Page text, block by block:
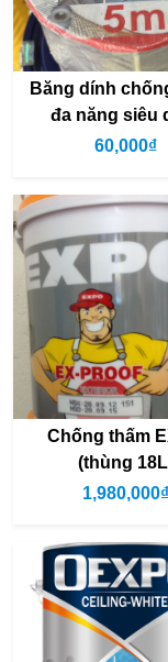
Băng dính
đa năng siêu
60,000₫
Chống thấm
(thùng
1,980,000₫